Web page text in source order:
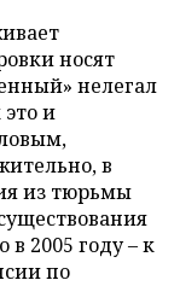
носят
нелегал
и
в
из тюрьмы
в 2005 году – к
по